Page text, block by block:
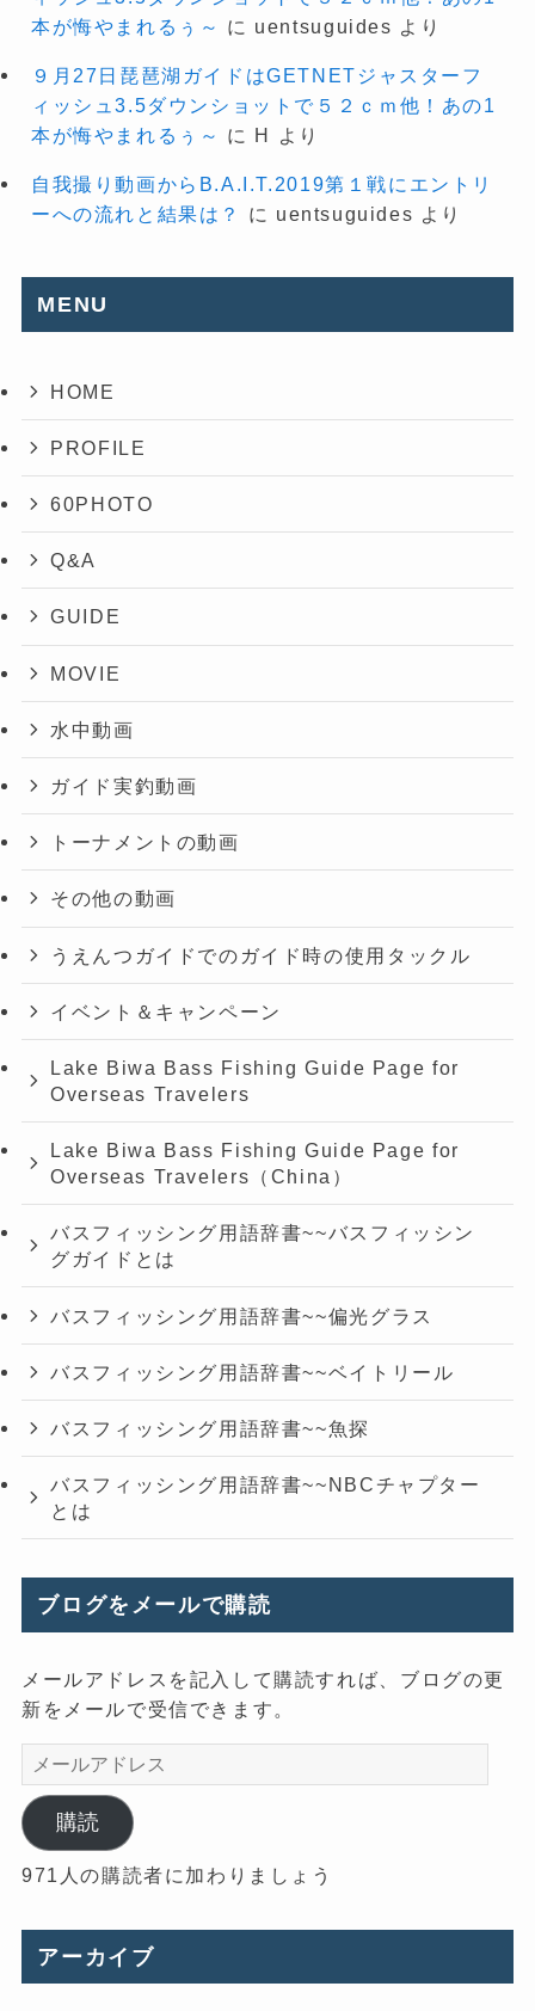
本が悔やまれるぅ～
に uentsuguides より
９月27日琵琶湖ガイドはGETNETジャスターフ
ィッシュ3.5ダウンショットで５２ｃｍ他！あの1
本が悔やまれるぅ～
に H より
自我撮り動画からB.A.I.T.2019第１戦にエントリ
ーへの流れと結果は？
に uentsuguides より
MENU
HOME
PROFILE
60PHOTO
Q&A
GUIDE
MOVIE
水中動画
ガイド実釣動画
トーナメントの動画
その他の動画
うえんつガイドでのガイド時の使用タックル
イベント＆キャンペーン
Lake Biwa Bass Fishing Guide Page for
Overseas Travelers
Lake Biwa Bass Fishing Guide Page for
Overseas Travelers（China）
バスフィッシング用語辞書~~バスフィッシン
グガイドとは
バスフィッシング用語辞書~~偏光グラス
バスフィッシング用語辞書~~ベイトリール
バスフィッシング用語辞書~~魚探
バスフィッシング用語辞書~~NBCチャプター
とは
ブログをメールで購読
メールアドレスを記入して購読すれば、ブログの更
新をメールで受信できます。
メ
ー
ル
ア
ド
ス
購読
971人の購読者に加わりましょう
アーカイブ